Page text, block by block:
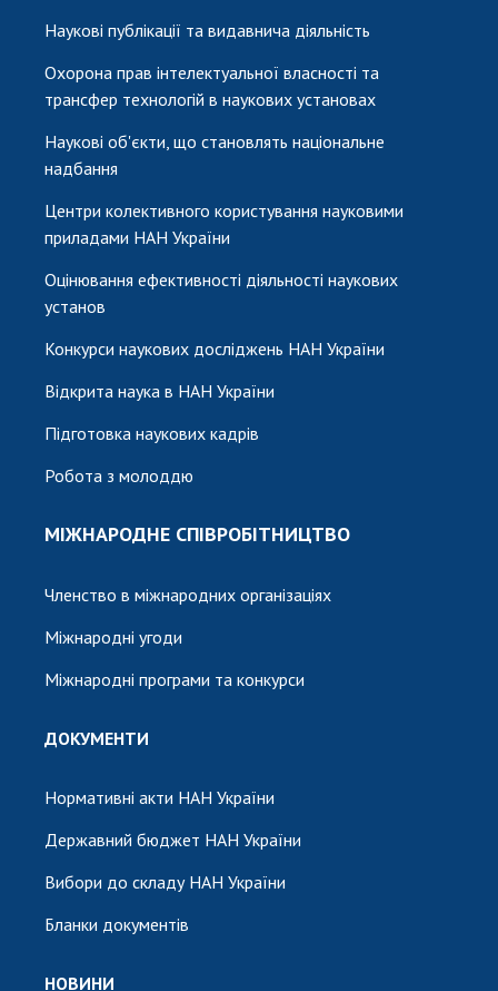
Наукові публікації та видавнича діяльність
Охорона прав інтелектуальної власності та
трансфер технологій в наукових установах
Наукові об'єкти, що становлять національне
надбання
Центри колективного користування науковими
приладами НАН України
Оцінювання ефективності діяльності наукових
установ
Конкурси наукових досліджень НАН України
Відкрита наука в НАН України
Підготовка наукових кадрів
Робота з молоддю
МІЖНАРОДНЕ СПІВРОБІТНИЦТВО
Членство в міжнародних організаціях
Міжнародні угоди
Міжнародні програми та конкурси
ДОКУМЕНТИ
Нормативні акти НАН України
Державний бюджет НАН України
Вибори до складу НАН України
Бланки документів
НОВИНИ